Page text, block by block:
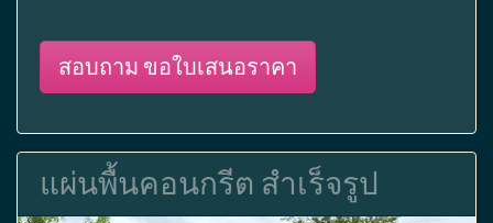
สอบถาม ขอใบเสนอราคา
แผ่นพื้นคอนกรีต สำเร็จรูป